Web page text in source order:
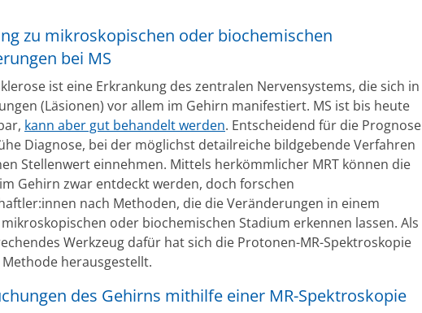
zu mikroskopischen oder biochemischen
bei MS
ist eine Erkrankung des zentralen Nervensystems, die sich in
(Läsionen) vor allem im Gehirn manifestiert. MS ist bis heute
kann aber gut behandelt werden. Entscheidend für die Prognose
Diagnose, bei der möglichst detailreiche bildgebende Verfahren
Stellenwert einnehmen. Mittels herkömmlicher MRT können die
Gehirn zwar entdeckt werden, doch forschen
nach Methoden, die die Veränderungen in einem
oder biochemischen Stadium erkennen lassen. Als
Werkzeug dafür hat sich die Protonen-MR-Spektroskopie
herausgestellt.
des Gehirns mithilfe einer MR-Spektroskopie